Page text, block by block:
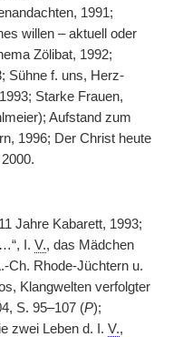
1991;
willen – aktuell oder
Zölibat, 1992;
Sühne f. uns, Herz-
Starke Frauen,
Aufstand zum
1996; Der Christ heute
Jahre Kabarett, 1993;
I. V., das Mädchen
Ch. Rhode-Jüchtern u.
Klangwelten verfolgter
S. 95–107 (P);
zwei Leben d. I. V.,